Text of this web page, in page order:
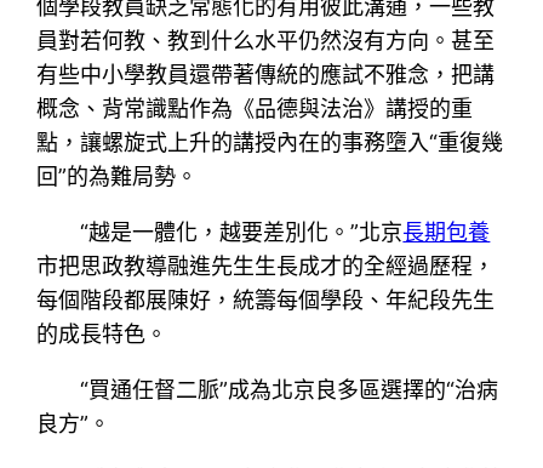
個學段教員缺乏常態化的有用彼此溝通，一些教
員對若何教、教到什么水平仍然沒有方向。甚至
有些中小學教員還帶著傳統的應試不雅念，把講
概念、背常識點作為《品德與法治》講授的重
點，讓螺旋式上升的講授內在的事務墮入“重復幾
回”的為難局勢。
“越是一體化，越要差別化。”北京長期包養
市把思政教導融進先生生長成才的全經過歷程，
每個階段都展陳好，統籌每個學段、年紀段先生
的成長特色。
“買通任督二脈”成為北京良多區選擇的“治病
良方”。